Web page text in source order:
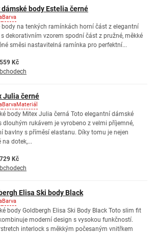
dámské body Estelia černé
Barva
body na tenkých ramínkách horní část z elegantní
s dekorativním vzorem spodní část z pružné, měkké
směsi nastavitelná ramínka pro perfektní...
Kč
Julia černé
BarvaMateriál
body Mitex Julia černá Toto elegantní dámské
dlouhým rukávem je vyrobeno z velmi příjemné,
bavlny s příměsí elastanu. Díky tomu je nejen
na dotek,...
Kč
Elisa Ski body Black
Barva
body Goldbergh Elisa Ski Body Black Toto slim fit
moderní design s vysokou funkčností.
interlock s měkkým počesaným vnitřkem